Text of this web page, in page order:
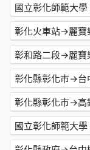
國立彰化師範大
彰化火車站→麗寶
彰和路二段→麗寶
彰化縣彰化市→台
彰化縣彰化市→高
國立彰化師範大